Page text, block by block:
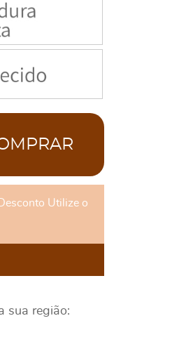
Utilize o
sua região: